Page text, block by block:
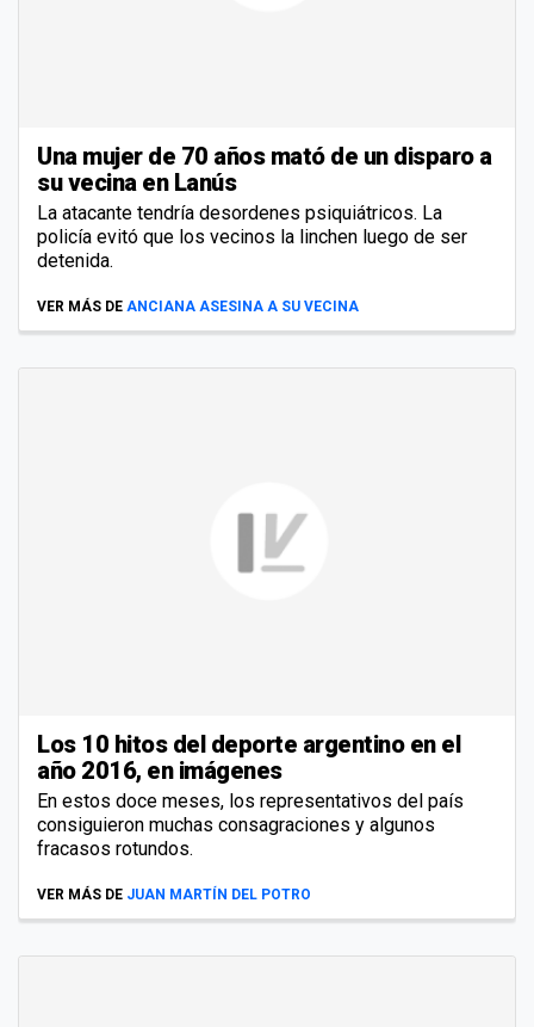
Una mujer de 70 años mató de un disparo a
su vecina en Lanús
La atacante tendría desordenes psiquiátricos. La
policía evitó que los vecinos la linchen luego de ser
detenida.
VER MÁS DE ANCIANA ASESINA A SU VECINA
Los 10 hitos del deporte argentino en el
año 2016, en imágenes
En estos doce meses, los representativos del país
consiguieron muchas consagraciones y algunos
fracasos rotundos.
VER MÁS DE JUAN MARTÍN DEL POTRO